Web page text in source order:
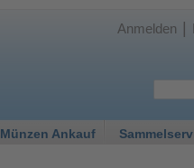
Anmelden
Münzen Ankauf